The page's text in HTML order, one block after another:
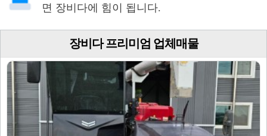
면 장비다에 힘이 됩니다.
장비다 프리미엄 업체매물